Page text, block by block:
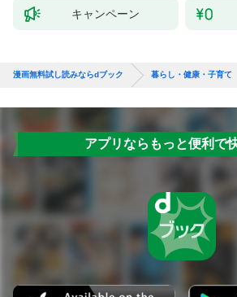
キャンペーン
漫画無料試し読みならdブック 暮らし・健康・子育て
アプリならもっと便利で